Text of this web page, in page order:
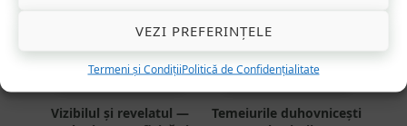
VEZI PREFERINȚELE
Termeni și CondițiiPolitică de Confidențialitate
Vizibilul și revelatul —
Temeiurile duhovnicești